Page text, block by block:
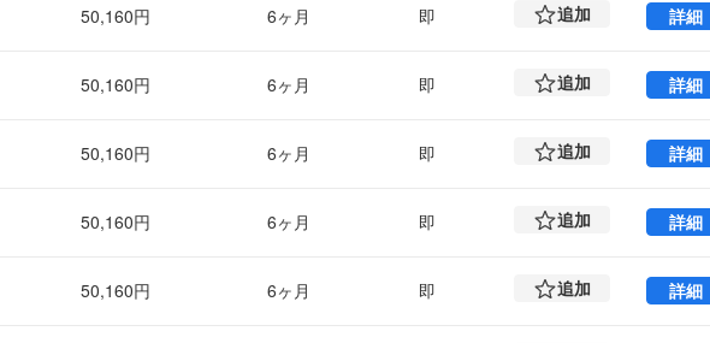
50,160円 6ヶ月 即 追加 詳細
50,160円 6ヶ月 即 追加 詳細
50,160円 6ヶ月 即 追加 詳細
50,160円 6ヶ月 即 追加 詳細
50,160円 6ヶ月 即 追加 詳細